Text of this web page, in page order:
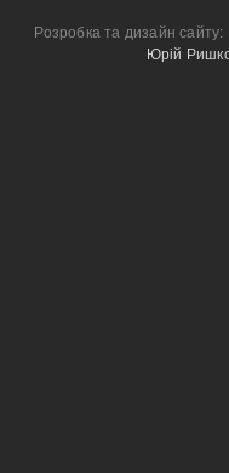
Розробка та дизайн сайту:
Юрій